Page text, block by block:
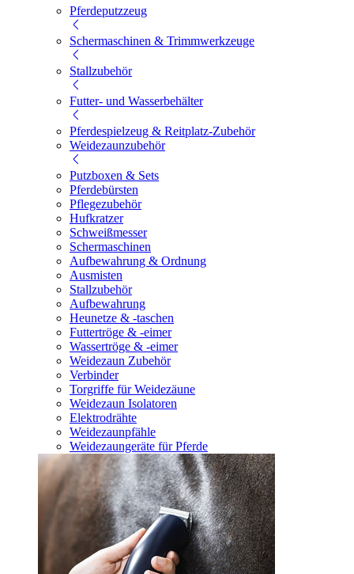
Pferdeputzzeug
Schermaschinen & Trimmwerkzeuge
Stallzubehör
Futter- und Wasserbehälter
Pferdespielzeug & Reitplatz-Zubehör
Weidezaunzubehör
Putzboxen & Sets
Pferdebürsten
Pflegezubehör
Hufkratzer
Schweißmesser
Schermaschinen
Aufbewahrung & Ordnung
Ausmisten
Stallzubehör
Aufbewahrung
Heunetze & -taschen
Futtertröge & -eimer
Wassertröge & -eimer
Weidezaun Zubehör
Verbinder
Torgriffe für Weidezäune
Weidezaun Isolatoren
Elektrodrähte
Weidezaunpfähle
Weidezaungeräte für Pferde